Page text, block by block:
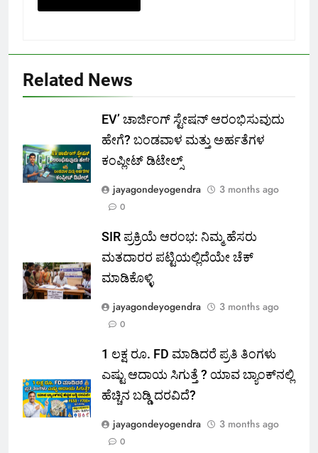
Related News
EV’ ಚಾರ್ಜಿಂಗ್ ಸ್ಟೇಷನ್ ಆರಂಭಿಸುವುದು
ಹೇಗೆ? ಬಂಡವಾಳ ಮತ್ತು ಅರ್ಹತೆಗಳ
ಕಂಪ್ಲೀಟ್ ಡಿಟೇಲ್ಸ್
jayagondeyogendra
3 months ago
0
SIR ಪ್ರಕ್ರಿಯೆ ಆರಂಭ: ನಿಮ್ಮ ಹೆಸರು
ಮತದಾರರ ಪಟ್ಟಿಯಲ್ಲಿದೆಯೇ ಚೆಕ್
ಮಾಡಿಕೊಳ್ಳಿ
jayagondeyogendra
3 months ago
0
1 ಲಕ್ಷ ರೂ. FD ಮಾಡಿದರೆ ಪ್ರತಿ ತಿಂಗಳು
ಎಷ್ಟು ಆದಾಯ ಸಿಗುತ್ತೆ ? ಯಾವ ಬ್ಯಾಂಕ್‌ನಲ್ಲಿ
ಹೆಚ್ಚಿನ ಬಡ್ಡಿ ದರವಿದೆ?
jayagondeyogendra
3 months ago
0